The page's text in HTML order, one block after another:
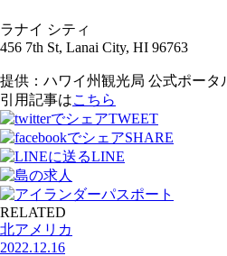
ラナイ シティ
456 7th St, Lanai City, HI 96763
提供：ハワイ州観光局 公式ポータ
引用記事はこちら
TWEET
SHARE
LINE
RELATED
北アメリカ
2022.12.16